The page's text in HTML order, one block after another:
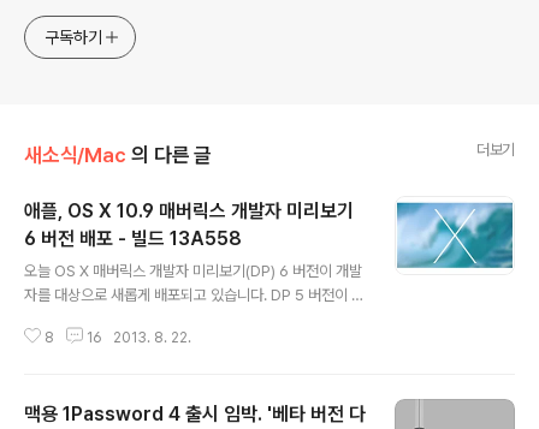
구독하기
새소식/Mac 의 다른 글 더보기
애플, OS X 10.9 매버릭스 개발자 미리보기
6 버전 배포 - 빌드 13A558
오늘 OS X 매버릭스 개발자 미리보기(DP) 6 버전이 개발
자를 대상으로 새롭게 배포되고 있습니다. DP 5 버전이 나
추가 없이 여전히 버그 수정과 성능을 향상하는 데 주력하
의 빌드 번호는 DP5 버전의 '13A538'에서 스무 단계 올
8 16 2013. 8. 22.
맥용 1Password 4 출시 임박. '베타 버전 다